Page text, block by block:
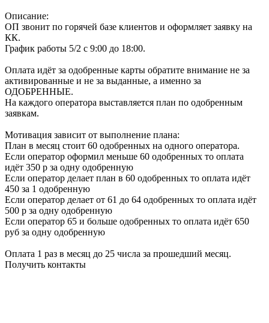
Описание:
ОП звонит по горячей базе клиентов и оформляет заявку на
КК.
График работы 5/2 с 9:00 до 18:00.
Оплата идёт за одобренные карты обратите внимание не за
активированные и не за выданные, а именно за
ОДОБРЕННЫЕ.
На каждого оператора выставляется план по одобренным
заявкам.
Мотивация зависит от выполнение плана:
План в месяц стоит 60 одобренных на одного оператора.
Если оператор оформил меньше 60 одобренных то оплата
идёт 350 р за одну одобренную
Если оператор делает план в 60 одобренных то оплата идёт
450 за 1 одобренную
Если оператор делает от 61 до 64 одобренных то оплата идёт
500 р за одну одобренную
Если оператор 65 и больше одобренных то оплата идёт 650
руб за одну одобренную
Оплата 1 раз в месяц до 25 числа за прошедший месяц.
Получить контакты